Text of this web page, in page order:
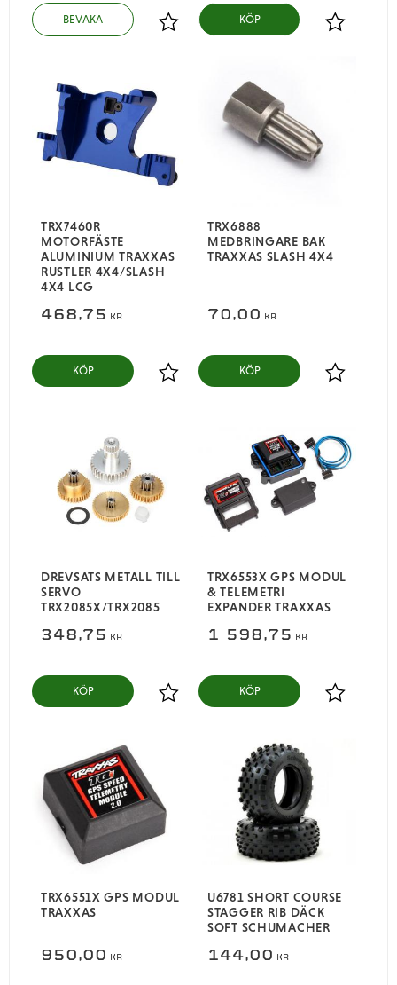
Lägg till i favoriter Lägg till i
TRX7460R
MOTORFÄSTE
ALUMINIUM TRAXXAS
RUSTLER 4X4/SLASH
4X4 LCG
468,75 KR
Lägg till i favoriter
KÖP
TRX6888
MEDBRINGARE BAK
TRAXXAS SLASH 4X4
70,00 KR
Lägg till i
KÖP
DREVSATS METALL TILL
SERVO
TRX2085X/TRX2085
348,75 KR
Lägg till i favoriter
KÖP
TRX6553X GPS MODUL
& TELEMETRI
EXPANDER TRAXXAS
1 598,75 KR
Lägg till i
KÖP
TRX6551X GPS MODUL
TRAXXAS
950,00 KR
U6781 SHORT COURSE
STAGGER RIB DÄCK
SOFT SCHUMACHER
144,00 KR